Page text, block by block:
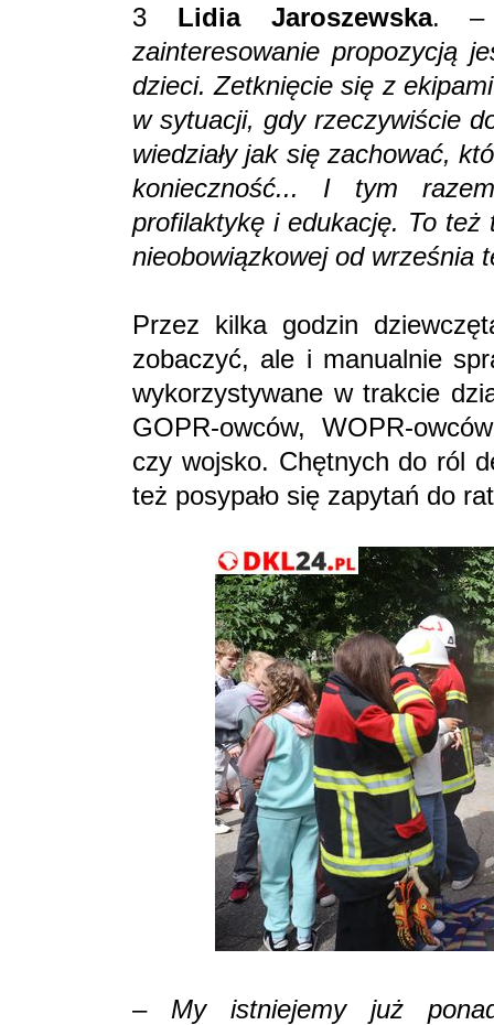
3 Lidia Jaroszewska.
zainteresowanie propozycją
dzieci. Zetknięcie się z
w sytuacji, gdy rzeczywiście
wiedziały jak się zachować,
konieczność... I tym
profilaktykę i edukację. To
nieobowiązkowej od września
Przez kilka godzin
zobaczyć, ale i manualnie
wykorzystywane w trakcie
GOPR-owców, WOPR-
czy wojsko. Chętnych do ról
też posypało się zapytań do
–My istniejemy już